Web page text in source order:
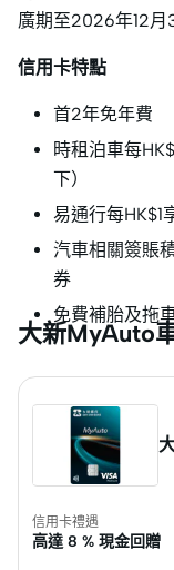
廣期至2026年12月
信用卡特點
首2年免年費
時租泊車每
下）
易通行每HK$1
汽車相關簽賬
券
免費補胎及拖
大新MyAuto
信用卡禮遇
高達 8 % 現金回贈